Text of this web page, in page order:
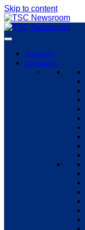
Skip to content
Startseite
Sportarten